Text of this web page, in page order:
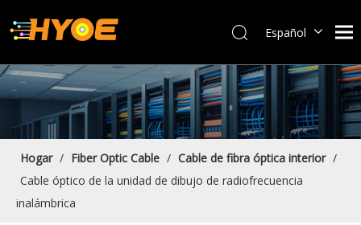
Español
Français
Português
Bahasa indonesia
Hogar / Fiber Optic Cable / Cable de fibra óptica interior /
Cable óptico de la unidad de dibujo de radiofrecuencia
inalámbrica